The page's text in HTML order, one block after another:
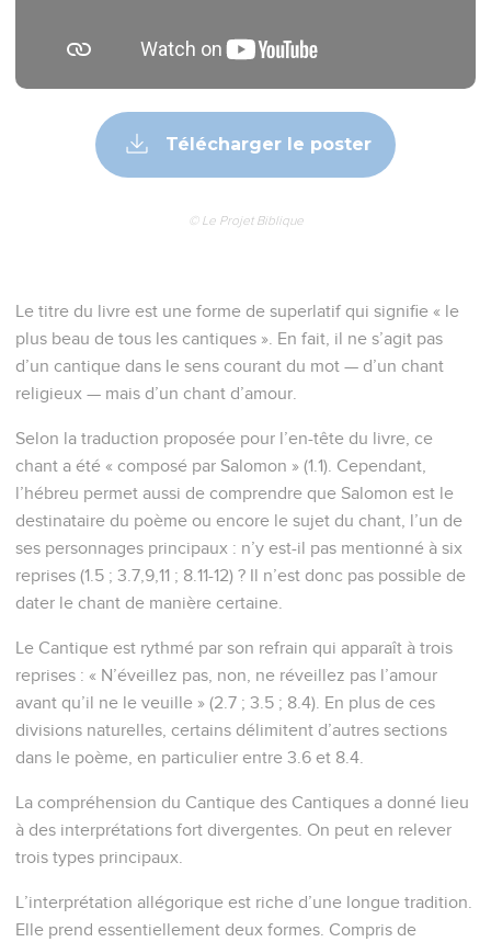
Télécharger le poster
© Le Projet Biblique
Le titre du livre est une forme de superlatif qui signifie « le
plus beau de tous les cantiques ». En fait, il ne s’agit pas
d’un cantique dans le sens courant du mot — d’un chant
religieux — mais d’un chant d’amour.
Selon la traduction proposée pour l’en-tête du livre, ce
chant a été « composé par Salomon » (1.1). Cependant,
l’hébreu permet aussi de comprendre que Salomon est le
destinataire du poème ou encore le sujet du chant, l’un de
ses personnages principaux : n’y est-il pas mentionné à six
reprises (1.5 ; 3.7,9,11 ; 8.11-12) ? Il n’est donc pas possible de
dater le chant de manière certaine.
Le Cantique est rythmé par son refrain qui apparaît à trois
reprises : « N’éveillez pas, non, ne réveillez pas l’amour
avant qu’il ne le veuille » (2.7 ; 3.5 ; 8.4). En plus de ces
divisions naturelles, certains délimitent d’autres sections
dans le poème, en particulier entre 3.6 et 8.4.
La compréhension du Cantique des Cantiques a donné lieu
à des interprétations fort divergentes. On peut en relever
trois types principaux.
L’interprétation allégorique est riche d’une longue tradition.
Elle prend essentiellement deux formes. Compris de